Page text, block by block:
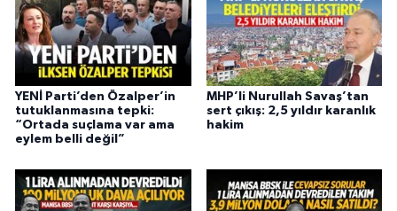
YENİ Parti’den Özalper’in
tutuklanmasına tepki:
“Ortada suçlama var ama
eylem belli değil”
MHP’li Nurullah Savaş’tan
sert çıkış: 2,5 yıldır karanlık
hakim